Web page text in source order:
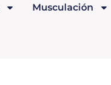
Musculación